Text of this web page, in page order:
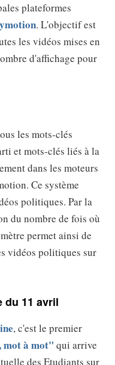
plateformes
. L'objectif est
les vidéos mises en
d'affichage pour
les mots-clés
et mots-clés liés à la
dans les moteurs
Ce système
politiques. Par la
du nombre de fois où
permet ainsi de
vidéos politiques sur
du 11 avril
, c'est le premier
mot à mot" qui arrive
des Etudiants sur